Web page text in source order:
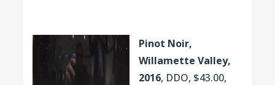
Pinot Noir,
Willamette Valley,
2016, DDO, $43.00,